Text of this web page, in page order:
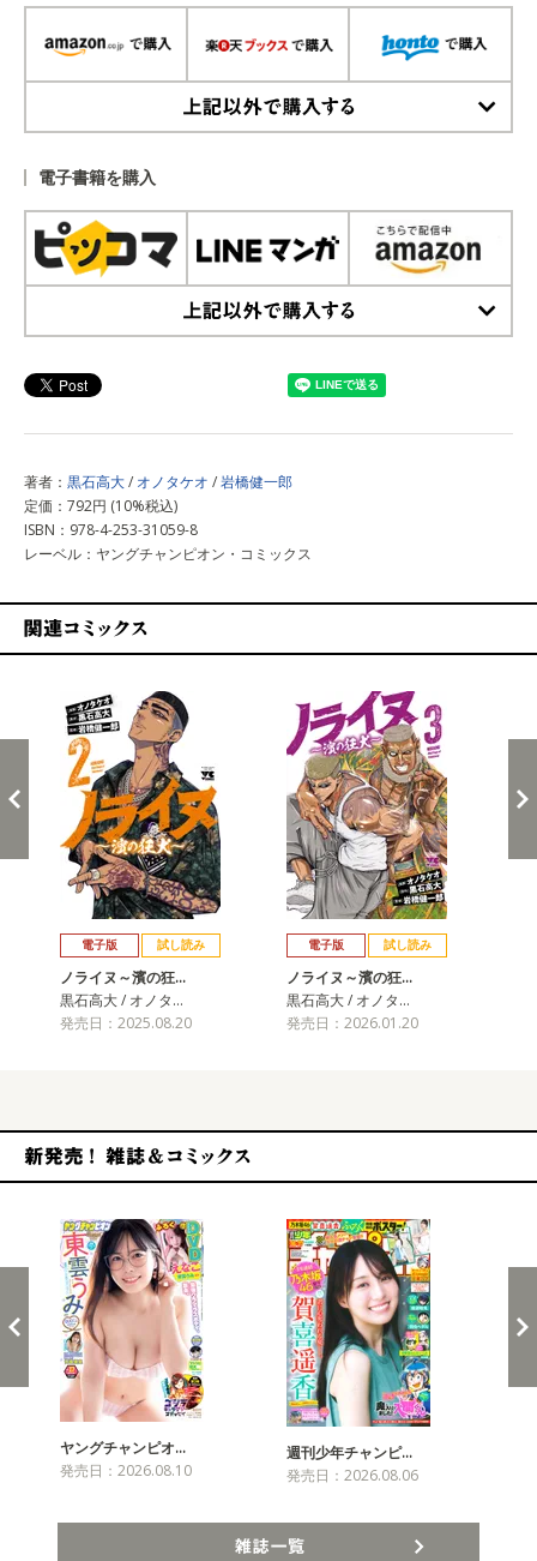
電子書籍を購入
著者： 黒石高大/ オノタケオ /岩橋健一郎
定価：792円 (10%税込)
ISBN：978-4-253-31059-8
レーベル：ヤングチャンピオン・コミックス
電子版 試し読み
ノライヌ～濱の狂…
黒石高大 / オノタ…
発売日：2025.08.20
電子版 試し読み
ノライヌ～濱の狂…
黒石高大 / オノタ…
発売日：2026.01.20
ヤングチャンピオ…
発売日：2026.08.10
週刊少年チャンピ…
発売日：2026.08.06